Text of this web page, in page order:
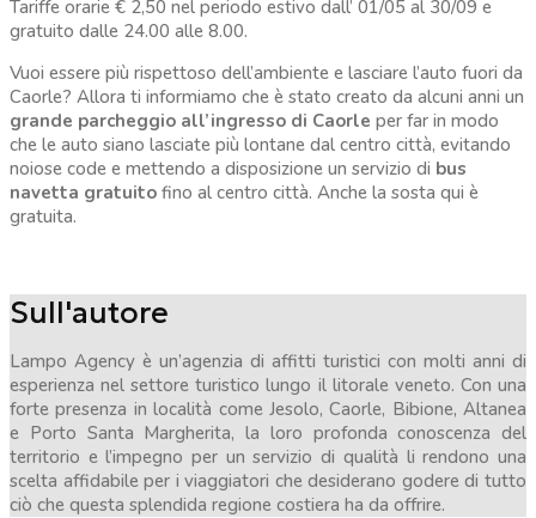
Tariffe orarie € 2,50 nel periodo estivo dall’ 01/05 al 30/09 e
gratuito dalle 24.00 alle 8.00.
Vuoi essere più rispettoso dell’ambiente e lasciare l’auto fuori da
Caorle? Allora ti informiamo che è stato creato da alcuni anni un
grande parcheggio all’ingresso di Caorle per far in modo
che le auto siano lasciate più lontane dal centro città, evitando
noiose code e mettendo a disposizione un servizio di bus
navetta gratuito fino al centro città. Anche la sosta qui è
gratuita.
Sull'autore
Lampo Agency è un’agenzia di affitti turistici con molti anni di
esperienza nel settore turistico lungo il litorale veneto. Con una
forte presenza in località come Jesolo, Caorle, Bibione, Altanea
e Porto Santa Margherita, la loro profonda conoscenza del
territorio e l’impegno per un servizio di qualità li rendono una
scelta affidabile per i viaggiatori che desiderano godere di tutto
ciò che questa splendida regione costiera ha da offrire.